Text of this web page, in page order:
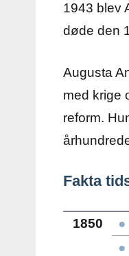
1943 blev
døde den
Augusta
med krige
reform.
Fakta
1850 ●
●